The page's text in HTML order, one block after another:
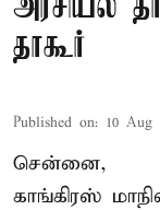
அரசியல்
தாகூர்
Published on: 10 Aug
சென்னை,
காங்கிரஸ்